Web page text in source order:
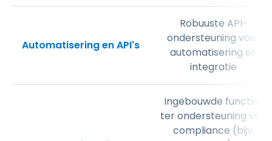
Automatisering en API's
Robuuste API-
ondersteuning voor
automatisering en
integratie
Ingebouwde functies
ter ondersteuning van
compliance (bijv.